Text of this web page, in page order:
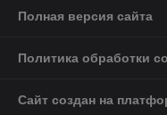
Полная версия сайта
Политика обработки
Сайт создан на